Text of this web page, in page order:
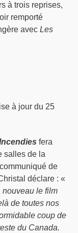
à trois reprises,
remporté
avecLes
à jour du 25
fera
salles de la
de
déclare : «
nouveau le film
de toutes nos
coup de
du Canada.